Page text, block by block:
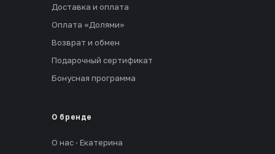
Доставка и оплата
Оплата «Долями»
Возврат и обмен
Подарочный сертификат
Бонусная программа
О бренде
О нас · Екатерина